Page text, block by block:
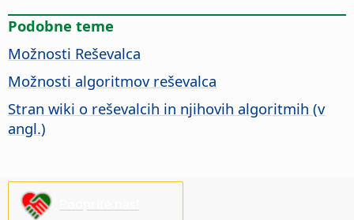
Podobne teme
Možnosti Reševalca
Možnosti algoritmov reševalca
Stran wiki o reševalcih in njihovih algoritmih (v
angl.)